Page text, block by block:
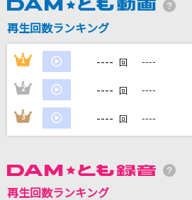
広末涼子
最期の川
CHEMISTRY
B'z
Uru
再生回数ランキング
1 ---- 回 ----
2 ---- 回 ----
3 ---- 回 ----
再生回数ランキング